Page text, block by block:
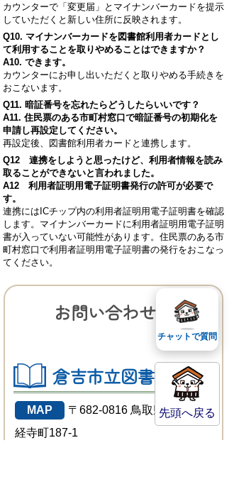
カウンターで「変更届」とマイナンバーカードを提示
していただくと新しい住所に反映されます。
Q10. マイナンバーカードを図書館利用者カードとし
て利用することを取りやめることはできますか？
A10. できます。
カウンターにお申し出いただくと取りやめる手続きを
おこないます。
Q11. 暗証番号を忘れたらどうしたらいいです？
A11. 住民票のある市町村窓口で暗証番号の初期化を
申請し再設定してください。
再設定後、図書館利用者カードと連携します。
Q12 連携をしようと思ったけど、利用者情報を読み
取ることができないと言われました。
A12 利用者証明用電子証明書発行の許可が必要で
す。
連携にはICチップ内の利用者証明用電子証明書を確認
します。マイナンバーカードに利用者証明用電子証明
書が入っていない可能性があります。住民票のある市
町村窓口で利用者証明用電子証明書の発行をおこなっ
てください。
お問い合わせ先
倉吉市立図書館
MAP
〒682-0816 鳥取県倉吉市駄
経寺町187-1
先頭へ戻る
チャットで質問